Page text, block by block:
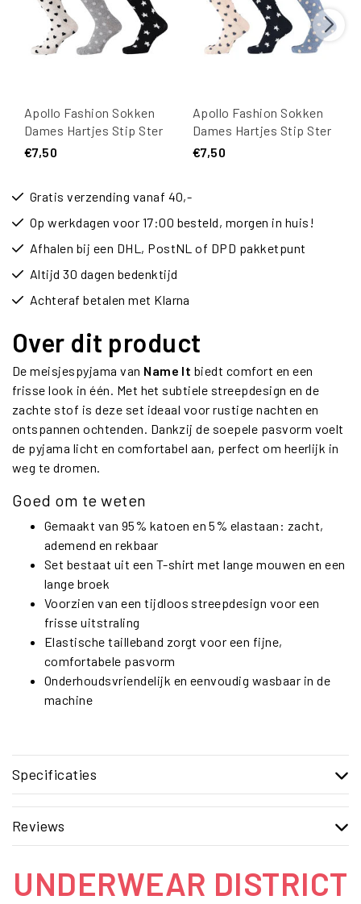
Apollo Fashion Sokken
Dames Hartjes Stip Ster
Print Grijs
€7,50
Apollo Fashion Sokken
Dames Hartjes Stip Ster
Print Blauw
€7,50
Gratis verzending vanaf 40,-
Op werkdagen voor 17:00 besteld, morgen in huis!
Afhalen bij een DHL, PostNL of DPD pakketpunt
Altijd 30 dagen bedenktijd
Achteraf betalen met Klarna
Over dit product
De meisjespyjama van Name It biedt comfort en een
frisse look in één. Met het subtiele streepdesign en de
zachte stof is deze set ideaal voor rustige nachten en
ontspannen ochtenden. Dankzij de soepele pasvorm voelt
de pyjama licht en comfortabel aan, perfect om heerlijk in
weg te dromen.
Goed om te weten
Gemaakt van 95% katoen en 5% elastaan: zacht,
ademend en rekbaar
Set bestaat uit een T-shirt met lange mouwen en een
lange broek
Voorzien van een tijdloos streepdesign voor een
frisse uitstraling
Elastische tailleband zorgt voor een fijne,
comfortabele pasvorm
Onderhoudsvriendelijk en eenvoudig wasbaar in de
machine
Specificaties
Reviews
UNDERWEAR DISTRICT